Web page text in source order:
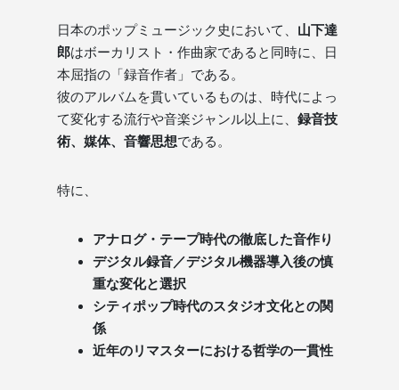
日本のポップミュージック史において、 山下達
郎はボーカリスト・作曲家であると同時に、日
本屈指の「録音作者」である。
彼のアルバムを貫いているものは、時代によっ
て変化する流行や音楽ジャンル以上に、 録音技
術、媒体、音響思想である。
特に、
アナログ・テープ時代の徹底した音作り
デジタル録音／デジタル機器導入後の慎
重な変化と選択
シティポップ時代のスタジオ文化との関
係
近年のリマスターにおける哲学の一貫性